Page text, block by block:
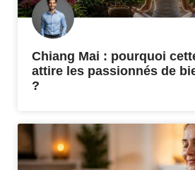
Chiang Mai : pourquoi
attire les passionnés de
?